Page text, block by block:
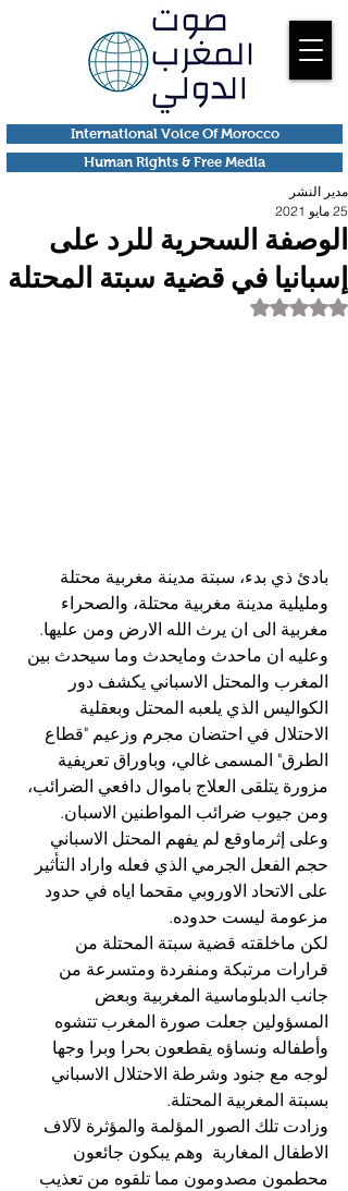
Human Rights & Free Media
International Voice Of Morocco
الوصفة السحرية للرد على
إسبانيا في قضية سبتة المحتلة
مدير النشر
25 مايو 2021
تم التقييم بـ ليس رقمًا من أصل 5 نجوم.
بادئ ذي بدء، سبتة مدينة مغربية محتلة
ومليلية مدينة مغربية محتلة، والصحراء
مغربية الى ان يرث الله الارض ومن عليها.
وعليه ان ماحدث ومايحدث وما سيحدث بين
المغرب والمحتل الاسباني يكشف دور
الكواليس الذي يلعبه المحتل وبعقلية
الاحتلال في احتضان مجرم وزعيم "قطاع
الطرق" المسمى غالي، وباوراق تعريفية
مزورة يتلقى العلاج باموال دافعي الضرائب،
ومن جيوب ضرائب المواطنين الاسبان.
وعلى إثرماوقع لم يفهم المحتل الاسباني
حجم الفعل الجرمي الذي فعله واراد التأثير
على الاتحاد الاوروبي مقحما اياه في حدود
مزعومة ليست حدوده.
لكن ماخلقته قضية سبتة المحتلة من
قرارات مرتبكة ومنفردة ومتسرعة من
جانب الدبلوماسية المغربية وبعض
المسؤولين جعلت صورة المغرب تتشوه
وأطفاله ونساؤه يقطعون بحرا وبرا وجها
لوجه مع جنود وشرطة الاحتلال الاسباني
بسبتة المغربية المحتلة.
وزادت تلك الصور المؤلمة والمؤثرة لآلاف
الاطفال المغاربة  وهم يبكون جائعون
محطمون مصدومون مما تلقوه من تعذيب